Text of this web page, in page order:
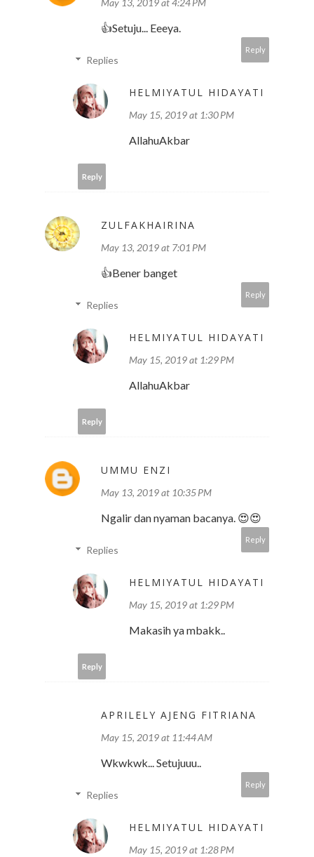
May 13, 2019 at 4:24 PM
👍Setuju... Eeeya.
Reply
Replies
HELMIYATUL HIDAYATI
May 15, 2019 at 1:30 PM
AllahuAkbar
Reply
ZULFAKHAIRINA
May 13, 2019 at 7:01 PM
👍Bener banget
Reply
Replies
HELMIYATUL HIDAYATI
May 15, 2019 at 1:29 PM
AllahuAkbar
Reply
UMMU ENZI
May 13, 2019 at 10:35 PM
Ngalir dan nyaman bacanya. 😍😍
Reply
Replies
HELMIYATUL HIDAYATI
May 15, 2019 at 1:29 PM
Makasih ya mbakk..
Reply
APRILELY AJENG FITRIANA
May 15, 2019 at 11:44 AM
Wkwkwk... Setujuuu..
Reply
Replies
HELMIYATUL HIDAYATI
May 15, 2019 at 1:28 PM